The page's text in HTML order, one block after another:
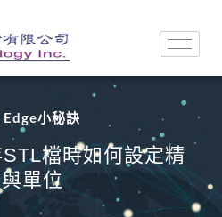
小秘訣
檔時如何設定精
單位